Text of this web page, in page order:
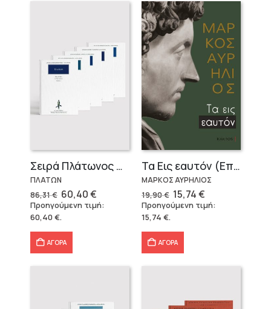
Σειρά Πλάτωνος Πολιτεία
ΠΛΑΤΩΝ
86,31€ Original
price
was:
86,31 €.
60,40€Η
τρέχουσα
τιμή
Προηγούμενη τιμή:
60,40€.
ΑΓΟΡΑ
Τα Εις εαυτόν (Επίτομο) – Μάρκος Αυρήλιος
ΜΑΡΚΟΣ ΑΥΡΗΛΙΟΣ
19,90€ Original
price
was:
15,74€Η
τρέχουσα
τιμή
Προηγούμενη τιμή:
15,74 €.
ΑΓΟΡΑ